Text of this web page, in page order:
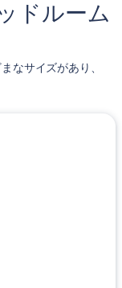
ドルーム
なサイズがあり、